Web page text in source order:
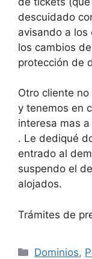
descuidado
avisando a los
los cambios
protección de
Otro cliente
y tenemos en
interesa mas
. Le dediqué
entrado al
suspendo el
alojados.
Trámites de
Categorías
Dominios,